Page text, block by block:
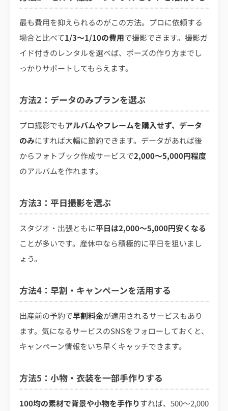
最も費用を抑えられるのがこの方法。プロに依頼する
場合と比べて1/3〜1/10の費用で撮影できます。撮影ガ
イド付きのレンタルを選べば、ポーズの作り方までし
っかりサポートしてもらえます。
方法2：データのみプランを選ぶ
プロ撮影でもアルバムやフレームを購入せず、データ
のみにすれば大幅に節約できます。データがあれば後
からフォトブック作成サービスで2,000〜5,000円程度
のアルバムを作れます。
方法3：平日撮影を選ぶ
スタジオ・出張ともに平日は2,000〜5,000円安くなる
ことが多いです。産休中なら積極的に平日を狙いまし
ょう。
方法4：早割・キャンペーンを活用する
出産前の予約で早割料金が適用されるサービスもあり
ます。気になるサービスのSNSをフォローしておくと、
キャンペーン情報をいち早くキャッチできます。
方法5：小物・衣装を一部手作りする
100均の素材で背景や小物を手作りすれば、500〜2,000